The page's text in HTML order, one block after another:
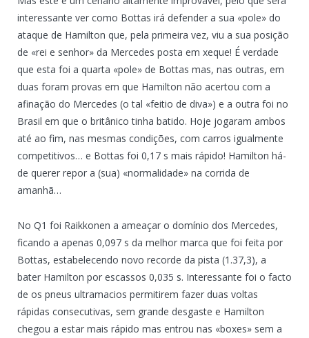
interessante ver como Bottas irá defender a sua «pole» do
ataque de Hamilton que, pela primeira vez, viu a sua posição
de «rei e senhor» da Mercedes posta em xeque! É verdade
que esta foi a quarta «pole» de Bottas mas, nas outras, em
duas foram provas em que Hamilton não acertou com a
afinação do Mercedes (o tal «feitio de diva») e a outra foi no
Brasil em que o britânico tinha batido. Hoje jogaram ambos
até ao fim, nas mesmas condições, com carros igualmente
competitivos… e Bottas foi 0,17 s mais rápido! Hamilton há-
de querer repor a (sua) «normalidade» na corrida de
amanhã…
No Q1 foi Raikkonen a ameaçar o domínio dos Mercedes,
ficando a apenas 0,097 s da melhor marca que foi feita por
Bottas, estabelecendo novo recorde da pista (1.37,3), a
bater Hamilton por escassos 0,035 s. Interessante foi o facto
de os pneus ultramacios permitirem fazer duas voltas
rápidas consecutivas, sem grande desgaste e Hamilton
chegou a estar mais rápido mas entrou nas «boxes» sem a